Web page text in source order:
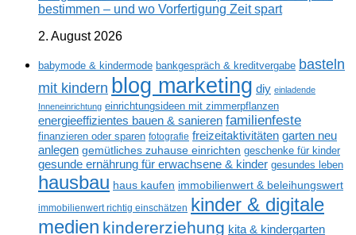
bestimmen – und wo Vorfertigung Zeit spart
2. August 2026
babymode & kindermode bankgespräch & kreditvergabe basteln
mit kindern blog marketing diy einladende
Inneneinrichtung einrichtungsideen mit zimmerpflanzen
energieeffizientes bauen & sanieren familienfeste
finanzieren oder sparen fotografie freizeitaktivitäten garten neu
anlegen gemütliches zuhause einrichten geschenke für kinder
gesunde ernährung für erwachsene & kinder gesundes leben
hausbau haus kaufen immobilienwert & beleihungswert
immobilienwert richtig einschätzen kinder & digitale
medien kindererziehung kita & kindergarten